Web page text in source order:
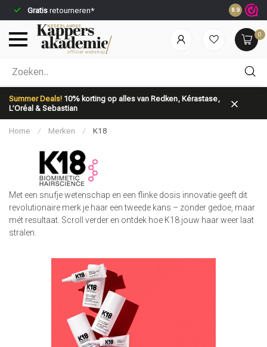
Gratis retourneren* Voor
8.9
0
Summer Deals! 10% korting op alles van Redken, Kérastase,
L’Oréal & Sebastian
Welke categorie ben jij naar op zoek?
Haarverzorging
Home / Merken / K18
Met een snufje wetenschap en een flinke dosis innovatie geeft dit
revolutionaire merk je haar een tweede kans – zonder gedoe, maar
mét resultaat. Scroll verder en ontdek hoe K18 jouw haar weer laat
stralen.